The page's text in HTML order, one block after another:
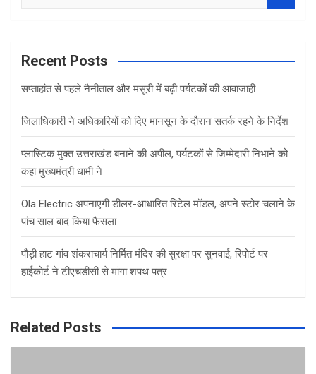
a
c
Recent Posts
सप्ताहांत से पहले नैनीताल और मसूरी में बढ़ी पर्यटकों की आवाजाही
जिलाधिकारी ने अधिकारियों को दिए मानसून के दौरान सतर्क रहने के निर्देश
प्लास्टिक मुक्त उत्तराखंड बनाने की अपील, पर्यटकों से जिम्मेदारी निभाने को
कहा मुख्यमंत्री धामी ने
Ola Electric अपनाएगी डीलर-आधारित रिटेल मॉडल, अपने स्टोर चलाने के
पांच साल बाद किया फैसला
पौड़ी हाट गांव शंकराचार्य निर्मित मंदिर की सुरक्षा पर सुनवाई, रिपोर्ट पर
हाईकोर्ट ने टीएचडीसी से मांगा शपथ पत्र
Related Posts